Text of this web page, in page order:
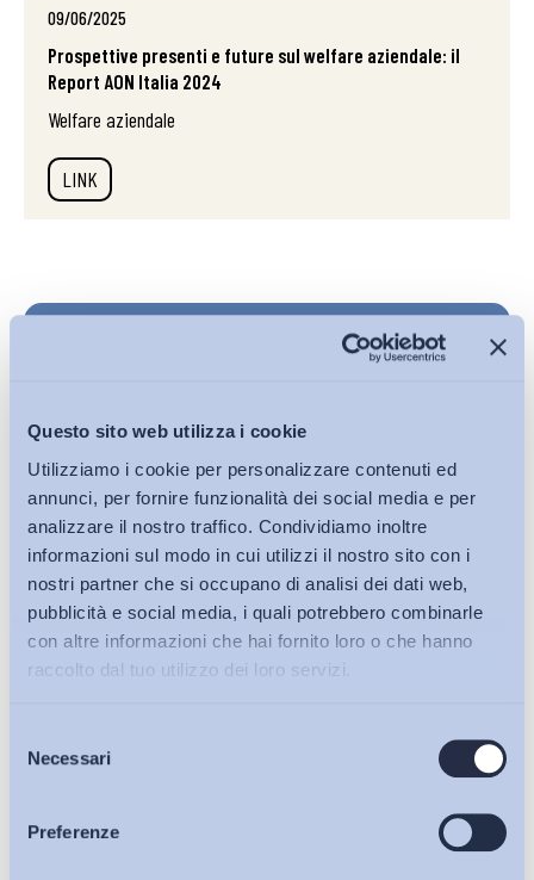
Questo sito web utilizza i cookie
Utilizziamo i cookie per personalizzare contenuti ed
annunci, per fornire funzionalità dei social media e per
analizzare il nostro traffico. Condividiamo inoltre
informazioni sul modo in cui utilizzi il nostro sito con i
nostri partner che si occupano di analisi dei dati web,
pubblicità e social media, i quali potrebbero combinarle
con altre informazioni che hai fornito loro o che hanno
raccolto dal tuo utilizzo dei loro servizi.
delNecessari
Preferenze
Bollettini ADAPT
Articoli
09/06/2025
Prospettive presenti e future sul welfare aziendale: il
Report AON Italia 2024
Welfare aziendale
LINK
Iscriviti alla Newsletter